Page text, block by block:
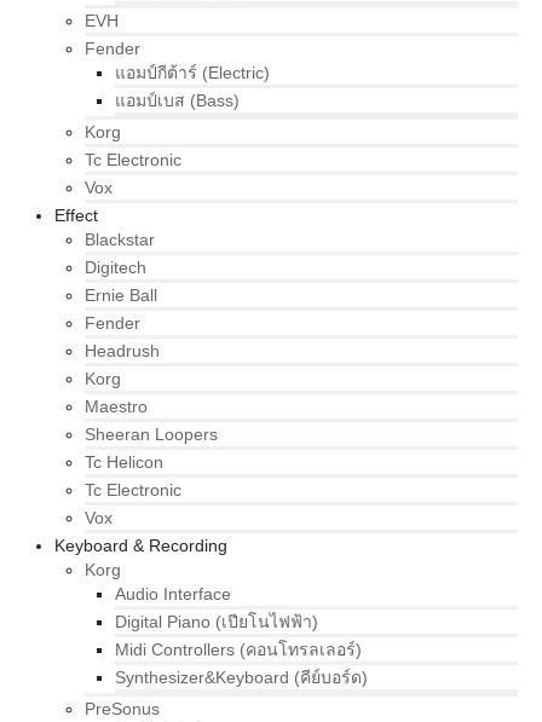
EVH
Fender
แอมป์กีต้าร์ (Electric)
แอมป์เบส (Bass)
Korg
Tc Electronic
Vox
Effect
Blackstar
Digitech
Ernie Ball
Fender
Headrush
Korg
Maestro
Sheeran Loopers
Tc Helicon
Tc Electronic
Vox
Keyboard & Recording
Korg
Audio Interface
Digital Piano (เปียโนไฟฟ้า)
Midi Controllers (คอนโทรลเลอร์)
Synthesizer&Keyboard (คีย์บอร์ด)
PreSonus